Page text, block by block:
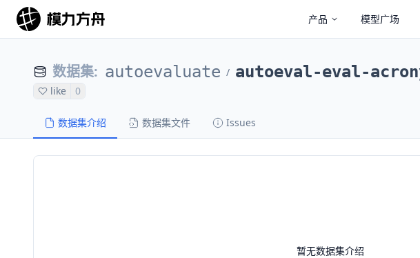
产品 模型广场
数据集: autoevaluate / autoeval-eval-
like 0
数据集介绍 数据集文件 Issues
暂无数据集介绍